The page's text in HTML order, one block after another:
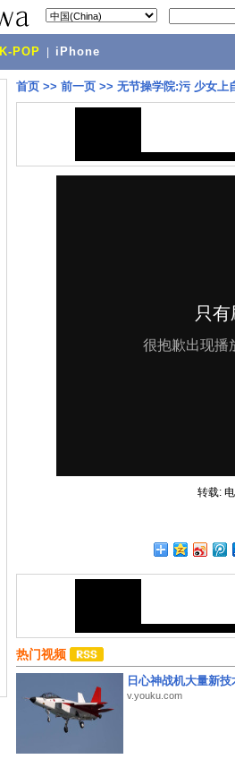
K-POP iPhone
首页 >> 前一页 >> 无节操学院:污 少女上
转载:
热门视频
日心神战机大量新技
v.youku.com